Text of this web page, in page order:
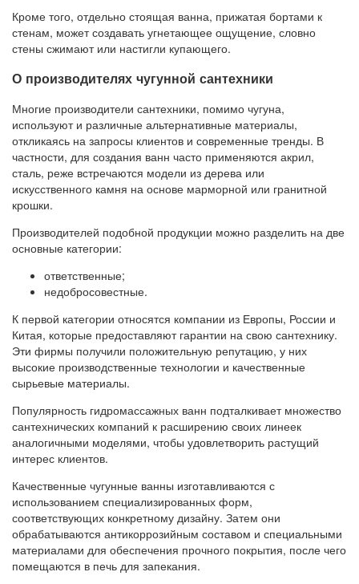
Кроме того, отдельно стоящая ванна, прижатая бортами к
стенам, может создавать угнетающее ощущение, словно
стены сжимают или настигли купающего.
О производителях чугунной сантехники
Многие производители сантехники, помимо чугуна,
используют и различные альтернативные материалы,
откликаясь на запросы клиентов и современные тренды. В
частности, для создания ванн часто применяются акрил,
сталь, реже встречаются модели из дерева или
искусственного камня на основе марморной или гранитной
крошки.
Производителей подобной продукции можно разделить на две
основные категории:
ответственные;
недобросовестные.
К первой категории относятся компании из Европы, России и
Китая, которые предоставляют гарантии на свою сантехнику.
Эти фирмы получили положительную репутацию, у них
высокие производственные технологии и качественные
сырьевые материалы.
Популярность гидромассажных ванн подталкивает множество
сантехнических компаний к расширению своих линеек
аналогичными моделями, чтобы удовлетворить растущий
интерес клиентов.
Качественные чугунные ванны изготавливаются с
использованием специализированных форм,
соответствующих конкретному дизайну. Затем они
обрабатываются антикоррозийным составом и специальными
материалами для обеспечения прочного покрытия, после чего
помещаются в печь для запекания.